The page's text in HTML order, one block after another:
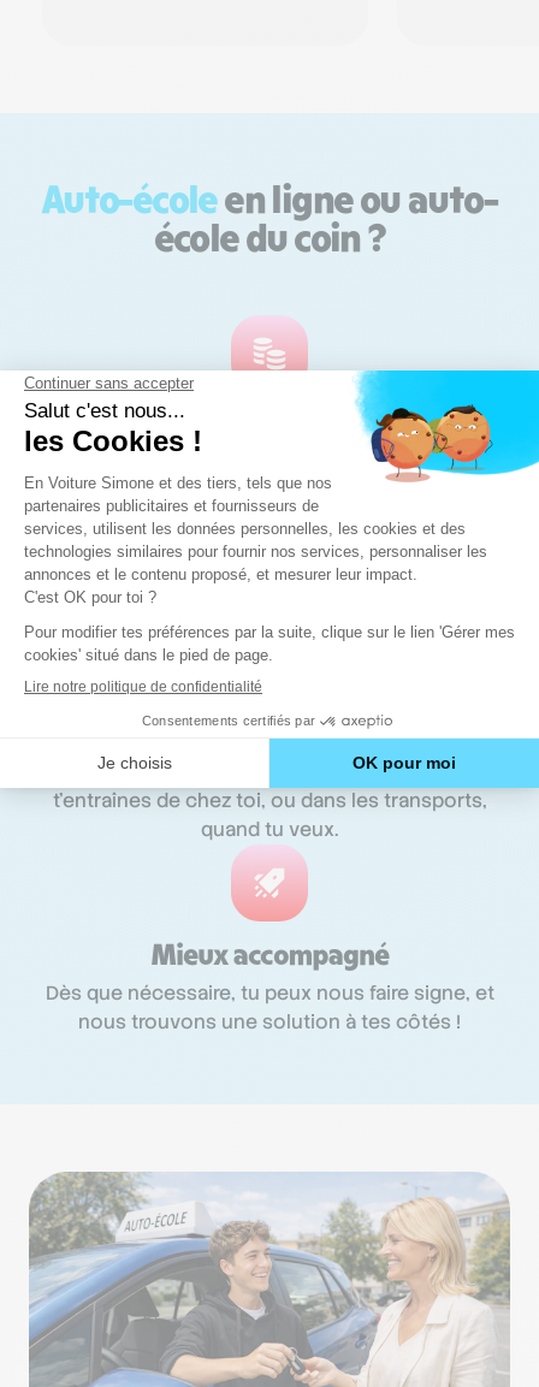
Auto-écoleen ligne ou auto-
école du coin ?
En Voiture Simone est un service en ligne. Pas de
locaux, moins de charge, ça veut dire 35% moins
cher pour toi qu’en auto-école traditionnelle, tout
en gardant un niveau d’exigence et de qualité
élevés.
Plus serein
Pour réviser le code, plus besoin de courir entre
ton emploi du temps chargé et la salle de code. Tu
t'entraînes de chez toi, ou dans les transports,
quand tu veux.
Mieux accompagné
Dès que nécessaire, tu peux nous faire signe, et
nous trouvons une solution à tes côtés !